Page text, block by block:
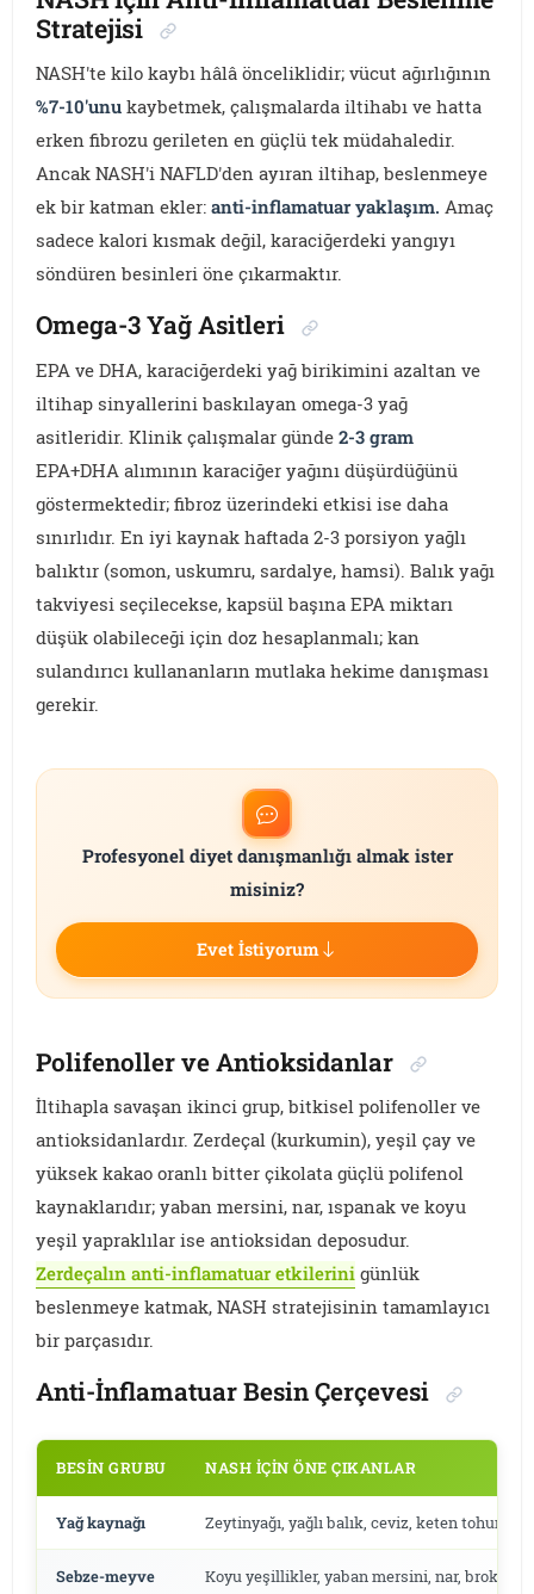
Stratejisi
NASH'te kilo kaybı hâlâ önceliklidir; vücut ağırlığının
%7-10'unu kaybetmek, çalışmalarda iltihabı ve hatta
erken fibrozu gerileten en güçlü tek müdahaledir.
Ancak NASH'i NAFLD'den ayıran iltihap, beslenmeye
ek bir katman ekler:anti-inflamatuar yaklaşım. Amaç
sadece kalori kısmak değil, karaciğerdeki yangıyı
söndüren besinleri öne çıkarmaktır.
Omega-3 Yağ Asitleri
EPA ve DHA, karaciğerdeki yağ birikimini azaltan ve
iltihap sinyallerini baskılayan omega-3 yağ
asitleridir. Klinik çalışmalar günde2-3 gram
EPA+DHA alımının karaciğer yağını düşürdüğünü
göstermektedir; fibroz üzerindeki etkisi ise daha
sınırlıdır. En iyi kaynak haftada 2-3 porsiyon yağlı
balıktır (somon, uskumru, sardalye, hamsi). Balık yağı
takviyesi seçilecekse, kapsül başına EPA miktarı
düşük olabileceği için doz hesaplanmalı; kan
sulandırıcı kullananların mutlaka hekime danışması
gerekir.
Profesyonel diyet danışmanlığı almak ister
misiniz?
Evet İstiyorum
Polifenoller ve Antioksidanlar
İltihapla savaşan ikinci grup, bitkisel polifenoller ve
antioksidanlardır. Zerdeçal (kurkumin), yeşil çay ve
yüksek kakao oranlı bitter çikolata güçlü polifenol
kaynaklarıdır; yaban mersini, nar, ıspanak ve koyu
yeşil yapraklılar ise antioksidan deposudur.
Zerdeçalın anti-inflamatuar etkilerini günlük
beslenmeye katmak, NASH stratejisinin tamamlayıcı
bir parçasıdır.
Anti-İnflamatuar Besin Çerçevesi
BESIN GRUBU NASH İÇIN ÖNE ÇIKANLAR
Yağ kaynağı Zeytinyağı, yağlı balık, ceviz, keten tohumu
Sebze-meyve Koyu yeşillikler, yaban mersini, nar, brokoli,